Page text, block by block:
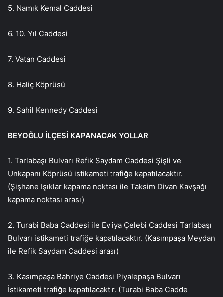
5. Namık Kemal Caddesi
6. 10. Yıl Caddesi
7. Vatan Caddesi
8. Haliç Köprüsü
9. Sahil Kennedy Caddesi
BEYOĞLU İLÇESİ KAPANACAK YOLLAR
1. Tarlabaşı Bulvarı Refik Saydam Caddesi Şişli ve
Unkapanı Köprüsü istikameti trafiğe kapatılacaktır.
(Şişhane Işıklar kapama noktası ile Taksim Divan Kavşağı
kapama noktası arası)
2. Turabi Baba Caddesi ile Evliya Çelebi Caddesi Tarlabaşı
Bulvarı istikameti trafiğe kapatılacaktır. (Kasımpaşa Meydan
ile Refik Saydam Caddesi arası)
3. Kasımpaşa Bahriye Caddesi Piyalepaşa Bulvarı
İstikameti trafiğe kapatılacaktır. (Turabi Baba Cadde